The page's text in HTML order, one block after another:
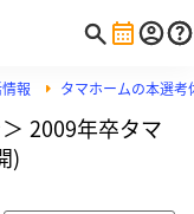
報 タマホームの本選考
2009年卒タマ
)